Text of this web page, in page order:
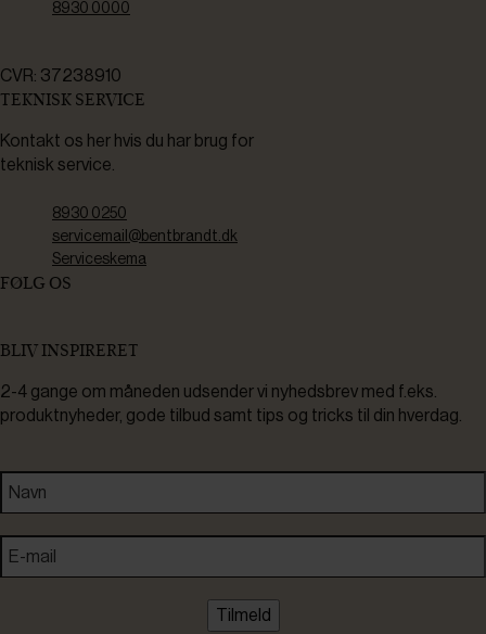
8930 0000
CVR: 37238910
TEKNISK SERVICE
Kontakt os her hvis du har brug for
teknisk service.
8930 0250
servicemail@bentbrandt.dk
Serviceskema
FØLG OS
BLIV INSPIRERET
2-4 gange om måneden udsender vi nyhedsbrev med f.eks.
produktnyheder, gode tilbud samt tips og tricks til din hverdag.
Tilmeld